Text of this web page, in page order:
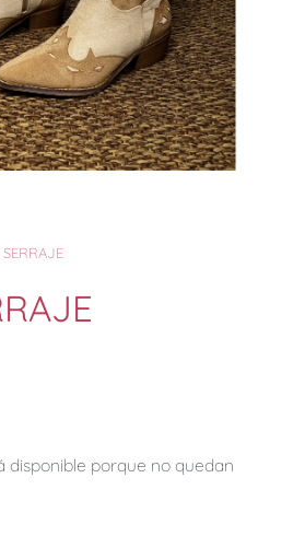
disponible porque no quedan